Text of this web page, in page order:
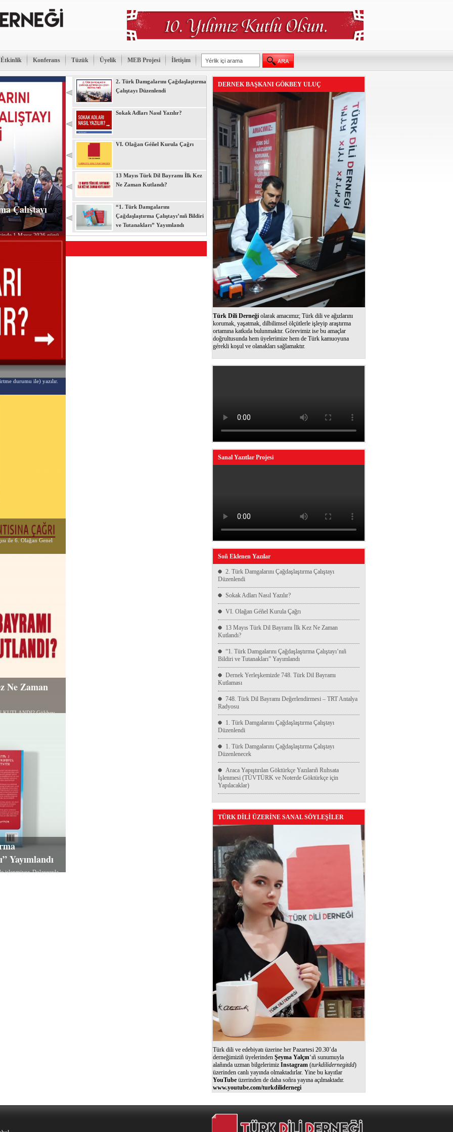
Étkinlik Konferans Tüzük Üyelik MEB Projesi İletişim
2. Türk Damgalarını Çağdaşlaştırma
Çalıştayı Düzenlendi
Sokak Adları Nasıl Yazılır?
VI. Olağan Géñel Kurula Çağrı
13 Mayıs Türk Dil Bayramı İlk Kez
Ne Zaman Kutlandı?
“1. Türk Damgalarını
Çağdaşlaştırma Çalıştayı’nıñ Bildiri
ve Tutanakları” Yayımlandı
Çalıştayı
1 Mayıs 2026 günü
durumu ile) yazılır.
ile 6. Olağan Genel
Ne Zaman
KUTLANDI? Gökbey
Yayımlandı
işlenmiyor. Dolayısıyla
DERNEK BAŞKANI GÖKBEY ULUÇ
Türk Dili Derneği olarak amacımız; Türk dili ve ağızlarını
korumak, yaşatmak, dilbilimsel ölçütlerle işleyip araştırma
ortamına katkıda bulunmaktır. Görevimiz ise bu amaçlar
doğrultusunda hem üyelerimize hem de Türk kamuoyuna
gérekli koşul ve olanakları sağlamaktır.
Sanal Yazıtlar Projesi
Soñ Eklenen Yazılar
2. Türk Damgalarını Çağdaşlaştırma Çalıştayı
Düzenlendi
Sokak Adları Nasıl Yazılır?
VI. Olağan Géñel Kurula Çağrı
13 Mayıs Türk Dil Bayramı İlk Kez Ne Zaman
Kutlandı?
“1. Türk Damgalarını Çağdaşlaştırma Çalıştayı’nıñ
Bildiri ve Tutanakları” Yayımlandı
Dernek Yerleşkemizde 748. Türk Dil Bayramı
Kutlaması
748. Türk Dil Bayramı Değerlendirmesi – TRT Antalya
Radyosu
1. Türk Damgalarını Çağdaşlaştırma Çalıştayı
Düzenlendi
1. Türk Damgalarını Çağdaşlaştırma Çalıştayı
Düzenlenecek
Araca Yapıştırılan Göktürkçe Yazılarıñ Ruhsata
İşlenmesi (TÜVTÜRK ve Noterde Göktürkçe için
Yapılacaklar)
TÜRK DİLİ ÜZERİNE SANAL SÖYLEŞİLER
Türk dili ve edebiyatı üzerine her Pazartesi 20.30’da
derneğimiziñ üyelerinden Şeyma Yalçın‘ıñ sunumuyla
alañında uzman bilgelerimiz Instagram (turkdilidernegitdd)
üzerinden canlı yayında olmaktadırlar. Yine bu kayıtlar
YouTube üzerinden de daha soñra yayına açılmaktadır.
www.youtube.com/turkdilidernegi